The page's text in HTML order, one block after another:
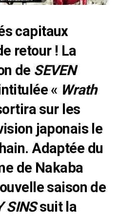
capitaux
retour ! La
de SEVEN
« Wrath
sur les
japonais le
Adaptée du
de Nakaba
saison de
SINSsuit la